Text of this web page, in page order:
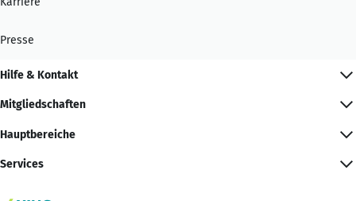
Presse
Hilfe & Kontakt
Mitgliedschaften
Hauptbereiche
Services